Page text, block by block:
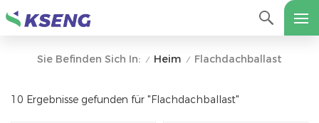
Sie Befinden Sich In: / Heim / Flachdachballast
10 Ergebnisse gefunden für "Flachdachballast"